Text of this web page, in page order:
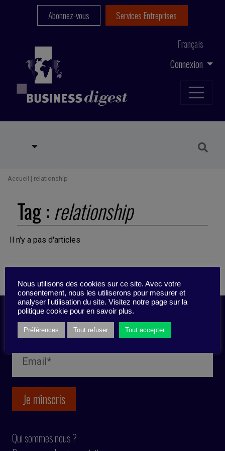
Connexion
Français
Abonnez-vous Services Entreprises
Accueil | relationship
Tag :relationship
Il n'y a pas d'articles
Inscription newsletter
Qui sommes nous ?
Nous utilisons des cookies sur ce site. Avec votre
consentement, nous les utiliserons pour mesurer et
analyser l'utilisation du site. Visitez notre page sur la
politique cookie pour en savoir plus.
Préférences Tout refuser Tout accepter